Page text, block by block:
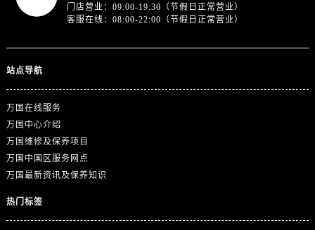
门店营业：09:00-19:30（节假日正常营业）
客服在线：08:00-22:00（节假日正常营业）
站点导航
万国在线服务
万国中心介绍
万国维修及保养项目
万国中国区服务网点
万国最新资讯及保养知识
热门标签